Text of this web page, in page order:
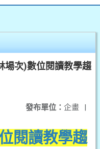
場次)數位閱讀教學趨
發布單位： 企畫 |
閱讀教學趨